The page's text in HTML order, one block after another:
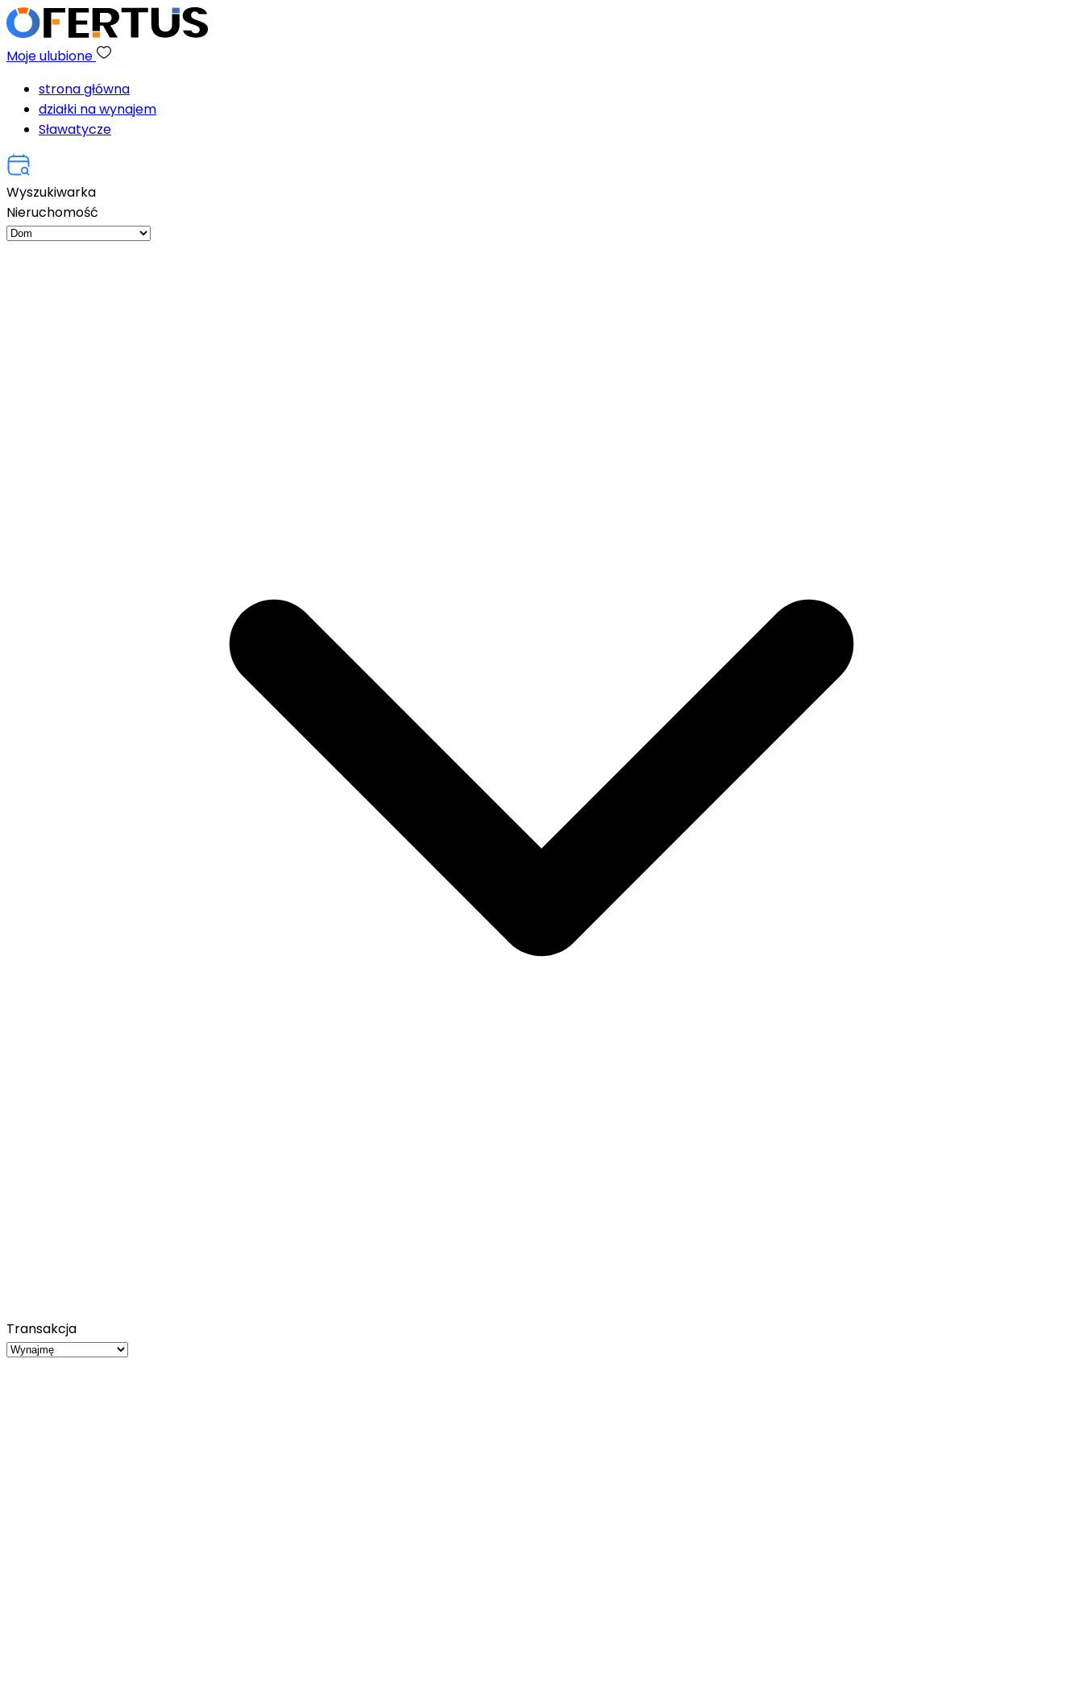
Moje ulubione
strona główna
działki na wynajem
Sławatycze
Wyszukiwarka
Nieruchomość
Transakcja